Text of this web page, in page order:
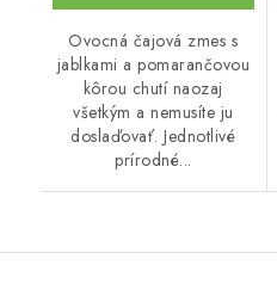
Ovocná čajová zmes s
jablkami a pomarančovou
kôrou chutí naozaj
všetkým a nemusíte ju
doslaďovať. Jednotlivé
prírodné...